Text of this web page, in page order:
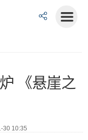
《悬崖之
30 10:35